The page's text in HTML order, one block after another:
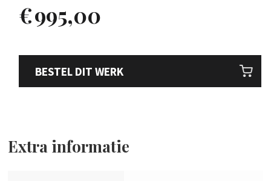
€995,00
BESTEL DIT WERK
Extra informatie